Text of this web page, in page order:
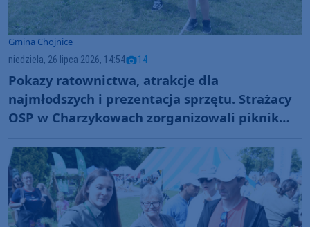
Gmina Chojnice
niedziela, 26 lipca 2026, 14:54 14
Pokazy ratownictwa, atrakcje dla
najmłodszych i prezentacja sprzętu. Strażacy
OSP w Charzykowach zorganizowali piknik